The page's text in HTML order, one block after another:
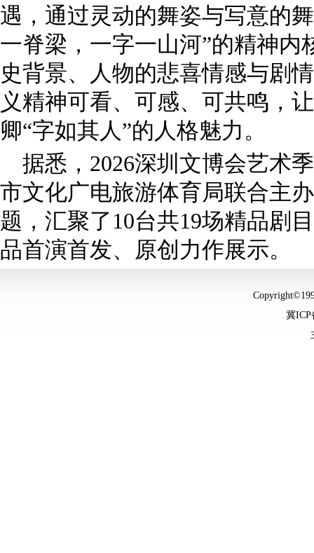
遇，通过灵动的舞姿与写意的
一脊梁，一字一山河”的精神内
史背景、人物的悲喜情感与剧
义精神可看、可感、可共鸣，
卿“字如其人”的人格魅力。
据悉，2026深圳文博会艺术
市文化广电旅游体育局联合主
题，汇聚了10台共19场精品剧
品首演首发、原创力作展示。
冀ICP